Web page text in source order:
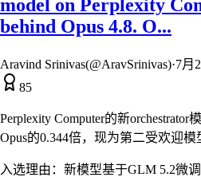
model on Perplexity
behind Opus 4.8. O...
Aravind Srinivas(@AravSrinivas)·7月
85
Perplexity Computer的新
Opus的0.344倍，现为第二受欢迎模
入选理由： 新模型基于GLM 5.2微